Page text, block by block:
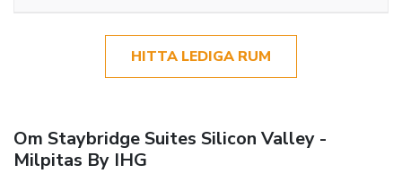
HITTA LEDIGA RUM
Om Staybridge Suites Silicon Valley -
Milpitas By IHG